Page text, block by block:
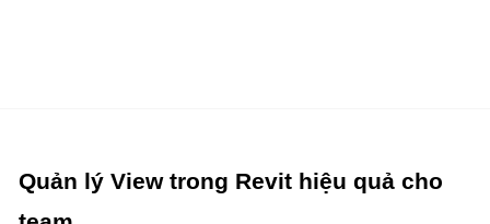
Quản lý View trong Revit hiệu quả cho